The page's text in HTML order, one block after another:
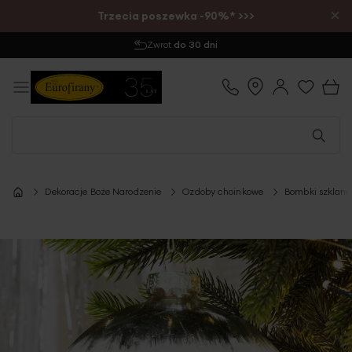
Trzecia poszewka -90%* >>> ×
Zwrot do 30 dni
Dekoracje Boże Narodzenie Ozdoby choinkowe Bombki szklane